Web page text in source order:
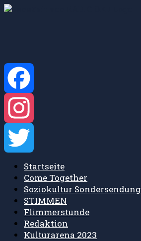
Zum
Facebook
Instagram
TwitterStartseite
Come Together
Soziokultur Sondersendung
STIMMEN
Flimmerstunde
Redaktion
Kulturarena 2023